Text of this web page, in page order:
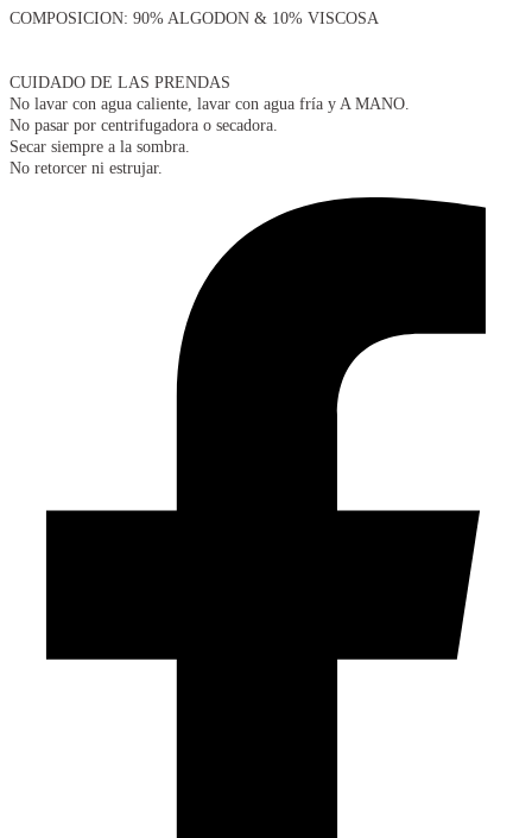
COMPOSICION: 90% ALGODON & 10% VISCOSA
CUIDADO DE LAS PRENDAS
No lavar con agua caliente, lavar con agua fría y A MANO.
No pasar por centrifugadora o secadora.
Secar siempre a la sombra.
No retorcer ni estrujar.